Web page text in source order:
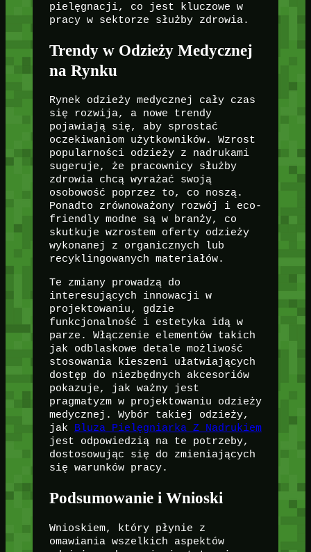
pielęgnacji, co jest kluczowe w
pracy w sektorze służby zdrowia.
Trendy w Odzieży Medycznej
na Rynku
Rynek odzieży medycznej cały czas
się rozwija, a nowe trendy
pojawiają się, aby sprostać
oczekiwaniom użytkowników. Wzrost
popularności odzieży z nadrukami
sugeruje, że pracownicy służby
zdrowia chcą wyrażać swoją
osobowość poprzez to, co noszą.
Ponadto zrównoważony rozwój i eco-
friendly modne są w branży, co
skutkuje wzrostem oferty odzieży
wykonanej z organicznych lub
recyklingowanych materiałów.
Te zmiany prowadzą do
interesujących innowacji w
projektowaniu, gdzie
funkcjonalność i estetyka idą w
parze. Włączenie elementów takich
jak odblaskowe detale możliwość
stosowania kieszeni ułatwiających
dostęp do niezbędnych akcesoriów
pokazuje, jak ważny jest
pragmatyzm w projektowaniu odzieży
medycznej. Wybór takiej odzieży,
jak
Bluza Pielęgniarka Z Nadrukiem
jest odpowiedzią na te potrzeby,
dostosowując się do zmieniających
się warunków pracy.
Podsumowanie i Wnioski
Wnioskiem, który płynie z
omawiania wszelkich aspektów